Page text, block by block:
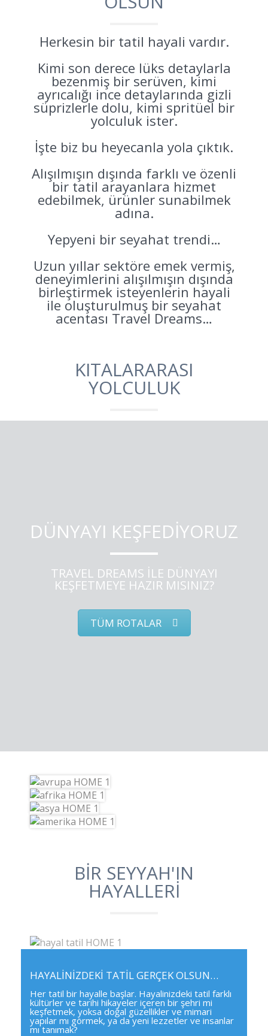
Herkesin bir tatil hayali vardır.
Kimi son derece lüks detaylarla
bezenmiş bir serüven, kimi
ayrıcalığı ince detaylarında gizli
süprizlerle dolu, kimi spritüel bir
yolculuk ister.
İşte biz bu heyecanla yola çıktık.
Alışılmışın dışında farklı ve özenli
bir tatil arayanlara hizmet
edebilmek, ürünler sunabilmek
adına.
Yepyeni bir seyahat trendi…
Uzun yıllar sektöre emek vermiş,
deneyimlerini alışılmışın dışında
birleştirmek isteyenlerin hayali
ile oluşturulmuş bir seyahat
acentası Travel Dreams…
KITALARARASI
YOLCULUK
DÜNYAYI KEŞFEDİYORUZ
TRAVEL DREAMS İLE DÜNYAYI
KEŞFETMEYE HAZIR MISINIZ?
TÜM ROTALAR
BİR SEYYAH'IN
HAYALLERİ
HAYALİNİZDEKİ TATİL GERÇEK OLSUN…
Her tatil bir hayalle başlar. Hayalinizdeki tatil farklı
kültürler ve tarihi hikayeler içeren bir şehri mi
keşfetmek, yoksa doğal güzellikler ve mimari
yapılar mı görmek, ya da yeni lezzetler ve insanlar
mı tanımak?